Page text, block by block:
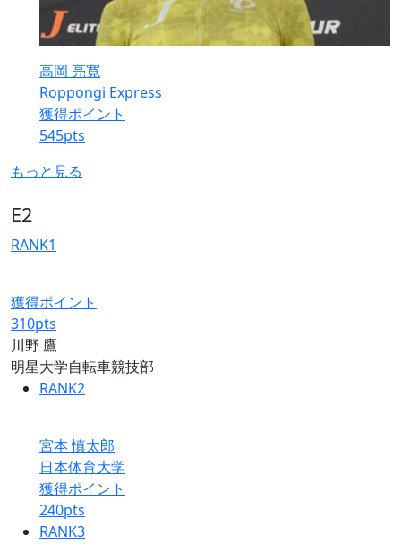
高岡 亮寛
Roppongi Express
獲得ポイント
545pts
もっと見る
E2
RANK1
獲得ポイント
310pts
川野 鷹
明星大学自転車競技部
RANK2
宮本 慎太郎
日本体育大学
獲得ポイント
240pts
RANK3